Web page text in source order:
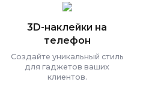
3D-наклейки на
телефон
Создайте уникальный стиль
для гаджетов ваших
клиентов.